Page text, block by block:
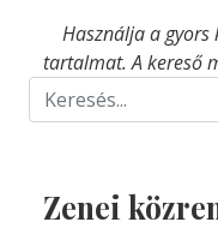
Használja a
tartalmat. A kereső
Zenei